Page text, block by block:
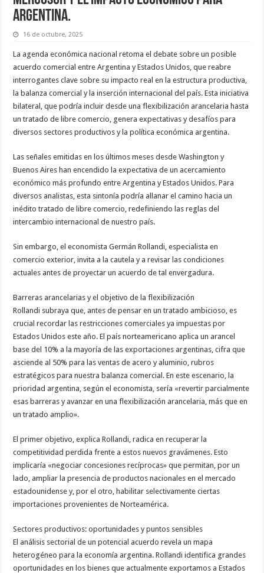
Argentina.
16 de octubre, 2025
La agenda económica nacional retoma el debate sobre un posible
acuerdo comercial entre Argentina y Estados Unidos, que reabre
interrogantes clave sobre su impacto real en la estructura productiva,
la balanza comercial y la inserción internacional del país. Esta iniciativa
bilateral, que podría incluir desde una flexibilización arancelaria hasta
un tratado de libre comercio, genera expectativas y desafíos para
diversos sectores productivos y la política económica argentina.
Las señales emitidas en los últimos meses desde Washington y
Buenos Aires han encendido la expectativa de un acercamiento
económico más profundo entre Argentina y Estados Unidos. Para
diversos analistas, esta sintonía podría allanar el camino hacia un
inédito tratado de libre comercio, redefiniendo las reglas del
intercambio internacional de nuestro país.
Sin embargo, el economista Germán Rollandi, especialista en
comercio exterior, invita a la cautela y a revisar las condiciones
actuales antes de proyectar un acuerdo de tal envergadura.
Barreras arancelarias y el objetivo de la flexibilización
Rollandi subraya que, antes de pensar en un tratado ambicioso, es
crucial recordar las restricciones comerciales ya impuestas por
Estados Unidos este año. El país norteamericano aplica un arancel
base del 10% a la mayoría de las exportaciones argentinas, cifra que
asciende al 50% para las ventas de acero y aluminio, rubros
estratégicos para nuestra balanza comercial. En este escenario, la
prioridad argentina, según el economista, sería «revertir parcialmente
esas barreras y avanzar en una flexibilización arancelaria, más que en
un tratado amplio».
El primer objetivo, explica Rollandi, radica en recuperar la
competitividad perdida frente a estos nuevos gravámenes. Esto
implicaría «negociar concesiones recíprocas» que permitan, por un
lado, ampliar la presencia de productos nacionales en el mercado
estadounidense y, por el otro, habilitar selectivamente ciertas
importaciones provenientes de Norteamérica.
Sectores productivos: oportunidades y puntos sensibles
El análisis sectorial de un potencial acuerdo revela un mapa
heterogéneo para la economía argentina. Rollandi identifica grandes
oportunidades en los bienes que actualmente exportamos a Estados